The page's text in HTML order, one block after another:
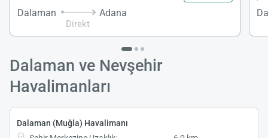
Dalaman
Direkt
Adana
Dalaman ve Nevşehir
Havalimanları
Dalaman (Muğla) Havalimanı